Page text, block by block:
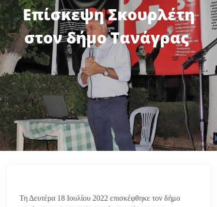
Επίσκεψη Σκουρλέτη
στον δήμο Τανάγρας
Τη Δευτέρα 18 Ιουλίου 2022 επισκέφθηκε τον δήμο